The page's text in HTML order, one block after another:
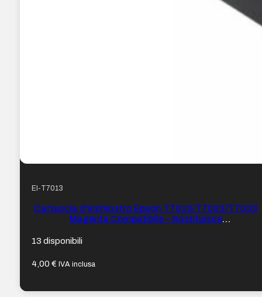
EI-T7013
Cartuccia d’inchiostro Epson T7013/T7023/T7033
Magenta Compatibile – Sostituisce
13 disponibili
4,00€ IVA inclusa